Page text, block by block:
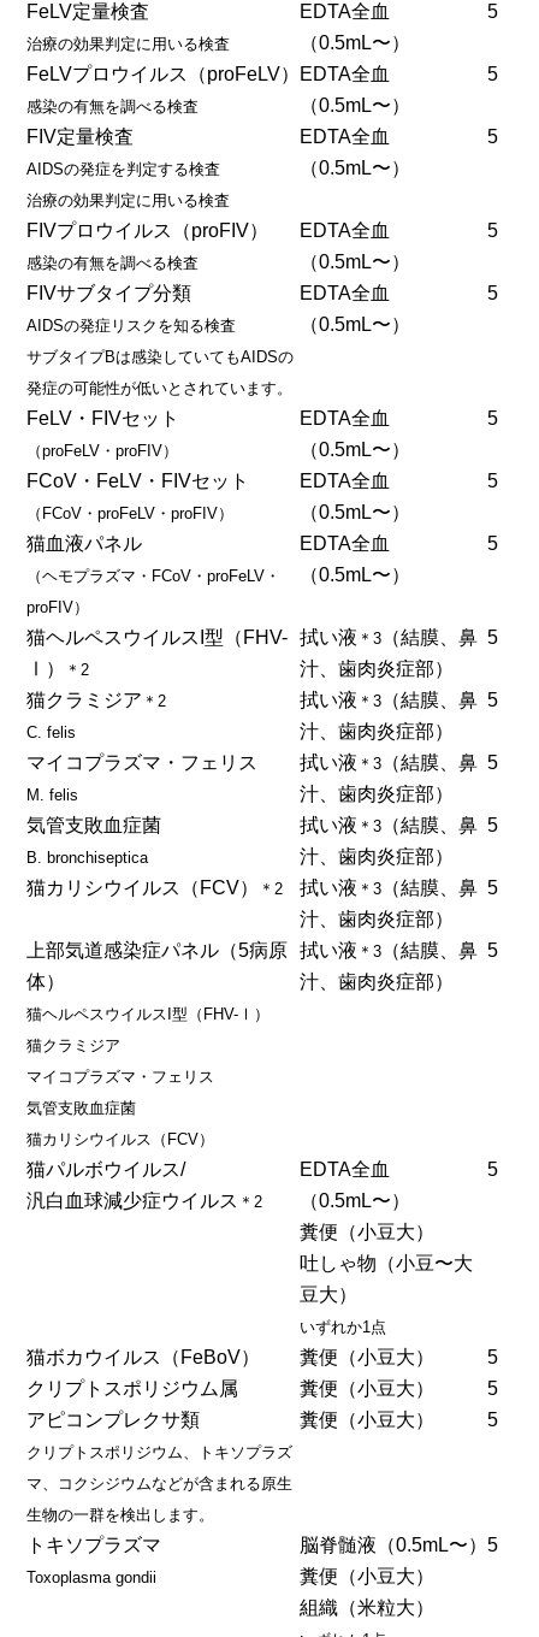
FeLV定量検査
治療の効果判定に用いる検査
EDTA全血
（0.5mL〜）
5
FeLVプロウイルス（proFeLV）
感染の有無を調べる検査
EDTA全血
（0.5mL〜）
5
FIV定量検査
AIDSの発症を判定する検査
治療の効果判定に用いる検査
EDTA全血
（0.5mL〜）
5
FIVプロウイルス（proFIV）
感染の有無を調べる検査
EDTA全血
（0.5mL〜）
5
FIVサブタイプ分類
AIDSの発症リスクを知る検査
サブタイプBは感染していてもAIDSの
発症の可能性が低いとされています。
EDTA全血
（0.5mL〜）
5
FeLV・FIVセット
（proFeLV・proFIV）
EDTA全血
（0.5mL〜）
5
FCoV・FeLV・FIVセット
（FCoV・proFeLV・proFIV）
EDTA全血
（0.5mL〜）
5
猫血液パネル
（ヘモプラズマ・FCoV・proFeLV・
proFIV）
EDTA全血
（0.5mL〜）
5
猫ヘルペスウイルスI型（FHV-
Ⅰ）
＊2
拭い液 ＊3 （結膜、鼻
汁、歯肉炎症部）
5
猫クラミジア ＊2
C. felis
拭い液 ＊3 （結膜、鼻
汁、歯肉炎症部）
5
マイコプラズマ・フェリス
M. felis
拭い液 ＊3 （結膜、鼻
汁、歯肉炎症部）
5
気管支敗血症菌
B. bronchiseptica
拭い液 ＊3 （結膜、鼻
汁、歯肉炎症部）
5
猫カリシウイルス（FCV） ＊2 拭い液 ＊3 （結膜、鼻
汁、歯肉炎症部）
5
上部気道感染症パネル（5病原
体）
猫ヘルペスウイルスI型（FHV-Ⅰ）
猫クラミジア
マイコプラズマ・フェリス
気管支敗血症菌
猫カリシウイルス（FCV）
拭い液 ＊3 （結膜、鼻
汁、歯肉炎症部）
5
猫パルボウイルス/
汎白血球減少症ウイルス ＊2
EDTA全血
（0.5mL〜）
糞便（小豆大）
吐しゃ物（小豆〜大
豆大）
いずれか1点
5
猫ボカウイルス（FeBoV） 糞便（小豆大）
5
クリプトスポリジウム属
糞便（小豆大）
5
アピコンプレクサ類
クリプトスポリジウム、トキソプラズ
マ、コクシジウムなどが含まれる原生
生物の一群を検出します。
糞便（小豆大） 5
トキソプラズマ
Toxoplasma gondii
脳脊髄液（0.5mL〜）
糞便（小豆大）
組織（米粒大）
5